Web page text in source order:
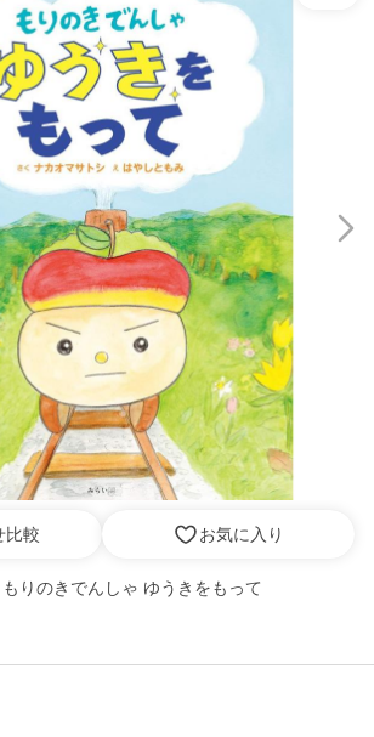
比較 お気に入り
もりのきでんしゃ ゆうきをもって